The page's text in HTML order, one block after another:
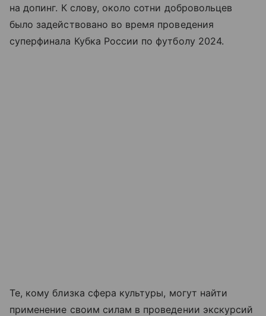
на допинг. К слову, около сотни добровольцев
было задействовано во время проведения
суперфинала Кубка России по футболу 2024.
Те, кому близка сфера культуры, могут найти
применение своим силам в проведении экскурсий